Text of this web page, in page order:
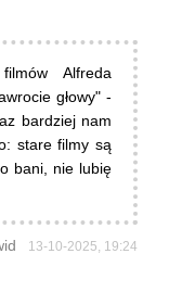
Alfreda
głowy" -
bardziej nam
stare filmy są
bani, nie lubię
13-10-2025, 19:24